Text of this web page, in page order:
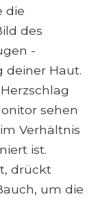
die
des
-
deiner Haut.
sehen
Verhältnis
ist.
drückt
um die